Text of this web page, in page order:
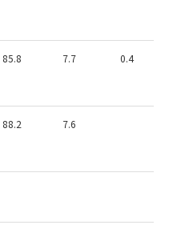
85.8 7.7 0.4
88.2 7.6